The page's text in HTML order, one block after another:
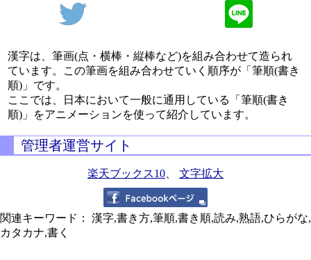
漢字は、筆画(点・横棒・縦棒など)を組み合わせて造られ
ています。この筆画を組み合わせていく順序が「筆順(書き
順)」です。
ここでは、日本において一般に通用している「筆順(書き
順)」をアニメーションを使って紹介しています。
管理者運営サイト
楽天ブックス10 文字拡大
関連キーワード： 漢字,書き方,筆順,書き順,読み,熟語,ひらがな,
カタカナ,書く